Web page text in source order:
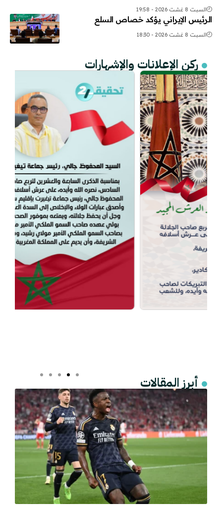
السبت 8 غشت 2026 - 19:58
الرئيس الإيراني يؤكد خصاص السلع
السبت 8 غشت 2026 - 18:30
ركن الإعلانات والإشهارات
أبرز المقالات